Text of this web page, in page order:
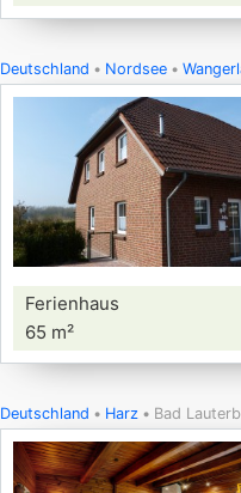
Deutschland Nordsee
Ferienhaus
65 m²
Deutschland Harz Bad